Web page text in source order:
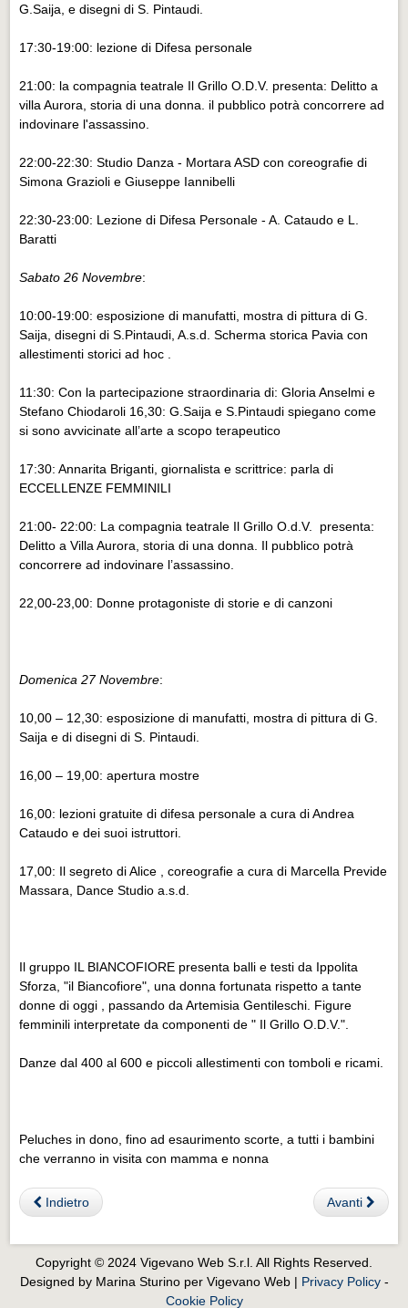
G.Saija, e disegni di S. Pintaudi.
17:30-19:00: lezione di Difesa personale
21:00: la compagnia teatrale Il Grillo O.D.V. presenta: Delitto a
villa Aurora, storia di una donna. il pubblico potrà concorrere ad
indovinare l'assassino.
22:00-22:30: Studio Danza - Mortara ASD con coreografie di
Simona Grazioli e Giuseppe Iannibelli
22:30-23:00: Lezione di Difesa Personale - A. Cataudo e L.
Baratti
Sabato 26 Novembre:
10:00-19:00: esposizione di manufatti, mostra di pittura di G.
Saija, disegni di S.Pintaudi, A.s.d. Scherma storica Pavia con
allestimenti storici ad hoc .
11:30: Con la partecipazione straordinaria di: Gloria Anselmi e
Stefano Chiodaroli 16,30: G.Saija e S.Pintaudi spiegano come
si sono avvicinate all’arte a scopo terapeutico
17:30: Annarita Briganti, giornalista e scrittrice: parla di
ECCELLENZE FEMMINILI
21:00- 22:00: La compagnia teatrale Il Grillo O.d.V. presenta:
Delitto a Villa Aurora, storia di una donna. Il pubblico potrà
concorrere ad indovinare l’assassino.
22,00-23,00: Donne protagoniste di storie e di canzoni
Domenica 27 Novembre:
10,00 – 12,30: esposizione di manufatti, mostra di pittura di G.
Saija e di disegni di S. Pintaudi.
16,00 – 19,00: apertura mostre
16,00: lezioni gratuite di difesa personale a cura di Andrea
Cataudo e dei suoi istruttori.
17,00: Il segreto di Alice , coreografie a cura di Marcella Previde
Massara, Dance Studio a.s.d.
Il gruppo IL BIANCOFIORE presenta balli e testi da Ippolita
Sforza, "il Biancofiore", una donna fortunata rispetto a tante
donne di oggi , passando da Artemisia Gentileschi. Figure
femminili interpretate da componenti de " Il Grillo O.D.V.".
Danze dal 400 al 600 e piccoli allestimenti con tomboli e ricami.
Peluches in dono, fino ad esaurimento scorte, a tutti i bambini
che verranno in visita con mamma e nonna
Indietro Avanti
Copyright © 2024 Vigevano Web S.r.l. All Rights Reserved.
Designed by Marina Sturino per Vigevano Web | Privacy Policy-
Cookie Policy